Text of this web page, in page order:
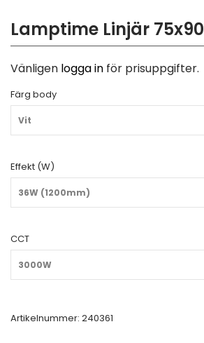
Lamptime Linjär 75x90
Vänligen logga in för prisuppgifter.
Färg body
Vit
Effekt (W)
36W (1200mm)
CCT
3000W
Artikelnummer: 240361